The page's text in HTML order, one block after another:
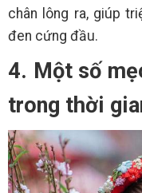
chân lông ra, giúp
đen cứng đầu.
4. Một số
trong thời